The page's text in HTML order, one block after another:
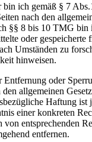
bin ich gemäß § 7
nach den
§§ 8 bis 10 TMG bin
oder gespeicherte
Umständen zu
hinweisen.
Entfernung oder
allgemeinen
Haftung ist
einer konkreten
entsprechenden
entfernen.